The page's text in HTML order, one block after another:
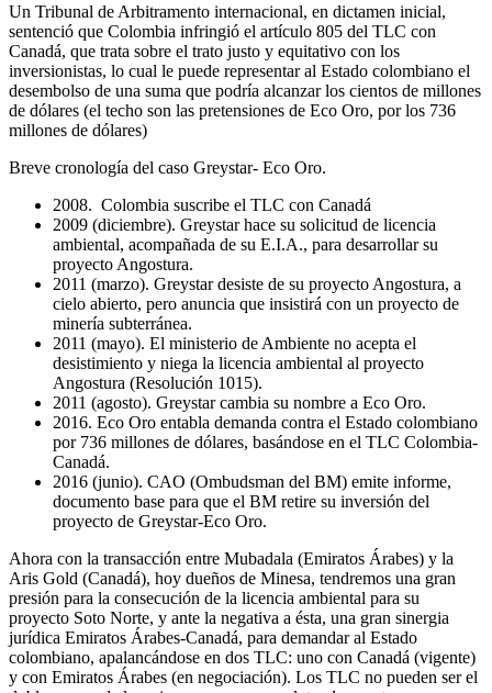
Un Tribunal de Arbitramento internacional, en dictamen inicial,
sentenció que Colombia infringió el artículo 805 del TLC con
Canadá, que trata sobre el trato justo y equitativo con los
inversionistas, lo cual le puede representar al Estado colombiano el
desembolso de una suma que podría alcanzar los cientos de millones
de dólares (el techo son las pretensiones de Eco Oro, por los 736
millones de dólares)
Breve cronología del caso Greystar- Eco Oro.
2008. Colombia suscribe el TLC con Canadá
2009 (diciembre). Greystar hace su solicitud de licencia
ambiental, acompañada de su E.I.A., para desarrollar su
proyecto Angostura.
2011 (marzo). Greystar desiste de su proyecto Angostura, a
cielo abierto, pero anuncia que insistirá con un proyecto de
minería subterránea.
2011 (mayo). El ministerio de Ambiente no acepta el
desistimiento y niega la licencia ambiental al proyecto
Angostura (Resolución 1015).
2011 (agosto). Greystar cambia su nombre a Eco Oro.
2016. Eco Oro entabla demanda contra el Estado colombiano
por 736 millones de dólares, basándose en el TLC Colombia-
Canadá.
2016 (junio). CAO (Ombudsman del BM) emite informe,
documento base para que el BM retire su inversión del
proyecto de Greystar-Eco Oro.
Ahora con la transacción entre Mubadala (Emiratos Árabes) y la
Aris Gold (Canadá), hoy dueños de Minesa, tendremos una gran
presión para la consecución de la licencia ambiental para su
proyecto Soto Norte, y ante la negativa a ésta, una gran sinergia
jurídica Emiratos Árabes-Canadá, para demandar al Estado
colombiano, apalancándose en dos TLC: uno con Canadá (vigente)
y con Emiratos Árabes (en negociación). Los TLC no pueden ser el